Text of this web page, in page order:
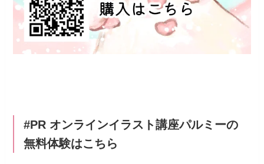
#PR オンラインイラスト講座パルミーの
無料体験はこちら